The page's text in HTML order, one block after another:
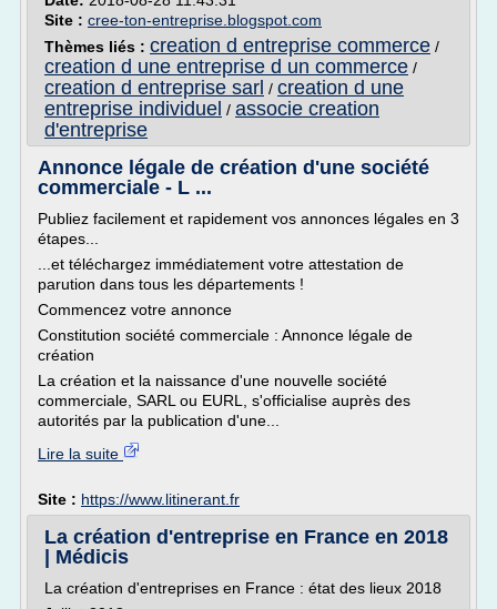
Site : cree-ton-entreprise.blogspot.com
Thèmes liés : creation d entreprise commerce /
creation d une entreprise d un commerce /
creation d entreprise sarl / creation d une
entreprise individuel / associe creation
d'entreprise
Annonce légale de création d'une société
commerciale - L ...
Publiez facilement et rapidement vos annonces légales en 3
étapes...
...et téléchargez immédiatement votre attestation de
parution dans tous les départements !
Commencez votre annonce
Constitution société commerciale : Annonce légale de
création
La création et la naissance d'une nouvelle société
commerciale, SARL ou EURL, s'officialise auprès des
autorités par la publication d'une...
Lire la suite
Site : https://www.litinerant.fr
La création d'entreprise en France en 2018
| Médicis
La création d'entreprises en France : état des lieux 2018